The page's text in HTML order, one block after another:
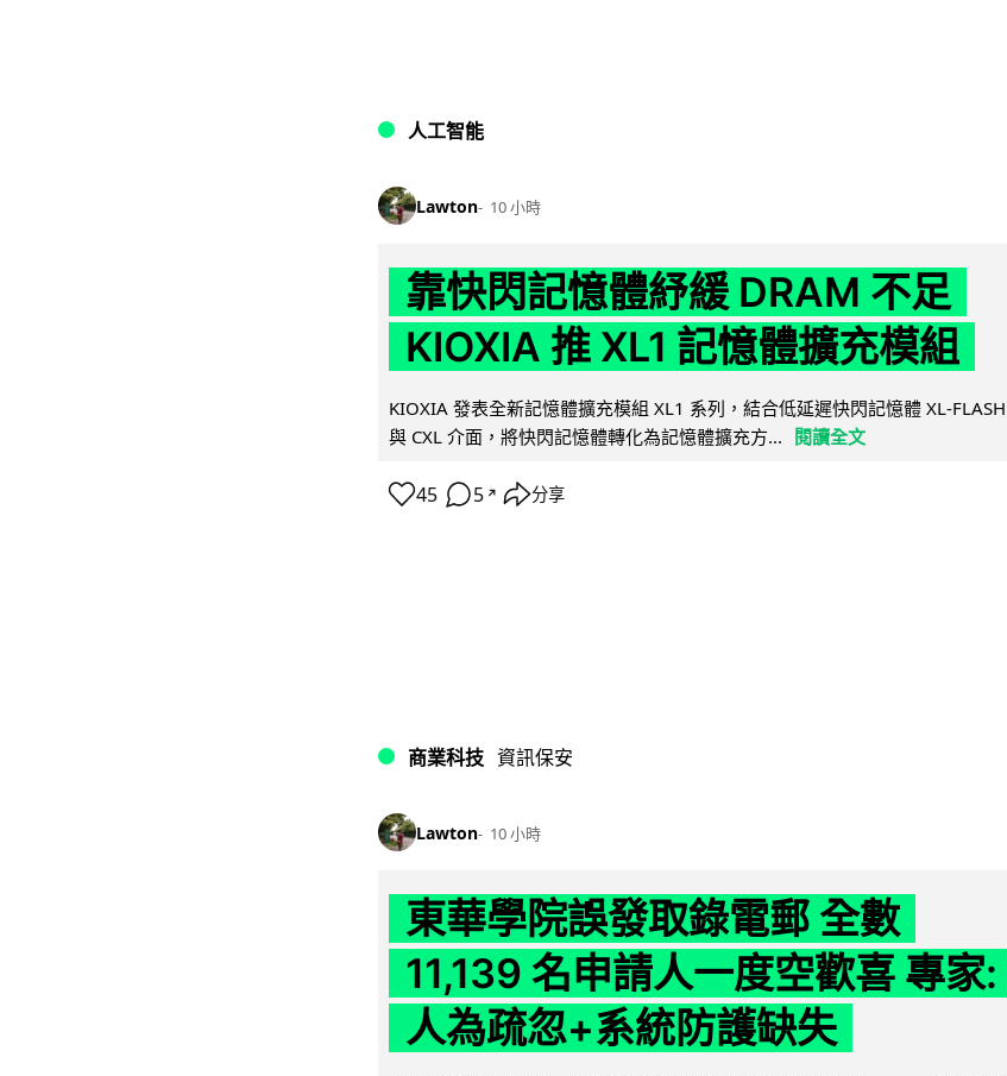
人工智能
Lawton 10 小時
靠快閃記憶體紓緩 DRAM 不足
KIOXIA 推 XL1 記憶體擴充模組
KIOXIA 發表全新記憶體擴充模組 XL1 系列，結合低延遲快閃記憶體 XL-FLASH
與 CXL 介面，將快閃記憶體轉化為記憶體擴充方...
閱讀全文
45 5 ↗ 分享
商業科技 資訊保安
Lawton 10 小時
東華學院誤發取錄電郵 全數
11,139 名申請人一度空歡喜 專家:
人為疏忽+系統防護缺失